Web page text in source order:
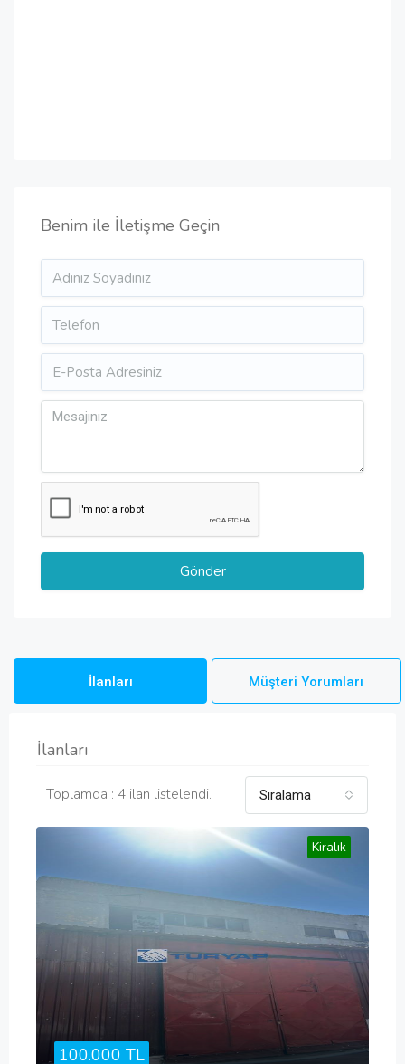
Benim ile İletişme Geçin
İlanları Müşteri Yorumları
İlanları
Toplamda : 4 ilan listelendi. Sıralama
Kiralık
100.000 TL